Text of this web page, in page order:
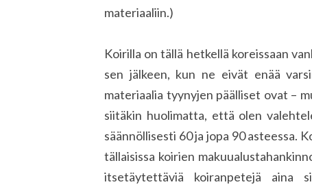
materiaaliin.)
Koirilla on tällä hetkellä koreissaan
sen jälkeen, kun ne eivät enää
materiaalia tyynyjen päälliset ovat –
siitäkin huolimatta, että olen
säännöllisesti 60 ja jopa 90 asteessa.
tällaisissa koirien
itsetäytettäviä koiranpetejä aina